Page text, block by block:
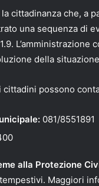
cittadinanza che, a
una sequenza di
L’amministrazione
della
possono
081/8551891
alla Protezione
Maggiori